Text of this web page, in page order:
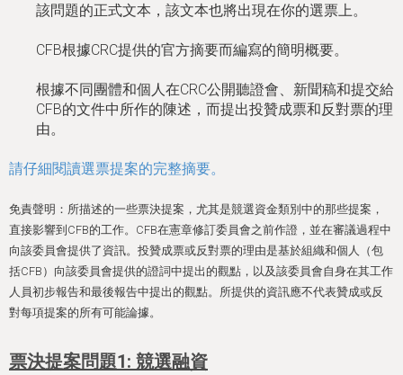
該問題的正式文本，該文本也將出現在你的選票上。
CFB根據CRC提供的官方摘要而編寫的簡明概要。
根據不同團體和個人在CRC公開聽證會、新聞稿和提交給
CFB的文件中所作的陳述，而提出投贊成票和反對票的理
由。
請仔細閱讀選票提案的完整摘要。
免責聲明：所描述的一些票決提案，尤其是競選資金類別中的那些提案，
直接影響到CFB的工作。CFB在憲章修訂委員會之前作證，並在審議過程中
向該委員會提供了資訊。投贊成票或反對票的理由是基於組織和個人（包
括CFB）向該委員會提供的證詞中提出的觀點，以及該委員會自身在其工作
人員初步報告和最後報告中提出的觀點。所提供的資訊應不代表贊成或反
對每項提案的所有可能論據。
票決提案問題1: 競選融資